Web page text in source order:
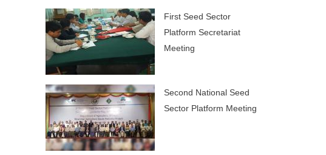
First Seed Sector
Platform Secretariat
Meeting
Second National Seed
Sector Platform Meeting